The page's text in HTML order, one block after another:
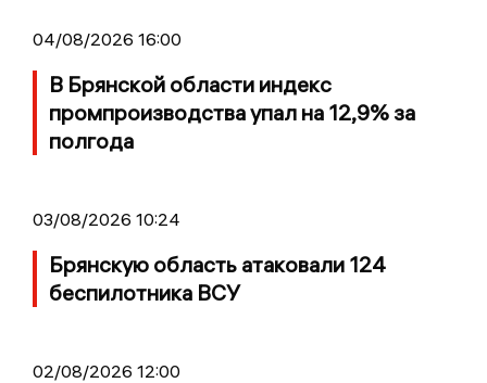
04/08/2026 16:00
В Брянской области индекс
промпроизводства упал на 12,9% за
полгода
03/08/2026 10:24
Брянскую область атаковали 124
беспилотника ВСУ
02/08/2026 12:00